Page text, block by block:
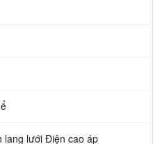
lang lưới Điện cao áp